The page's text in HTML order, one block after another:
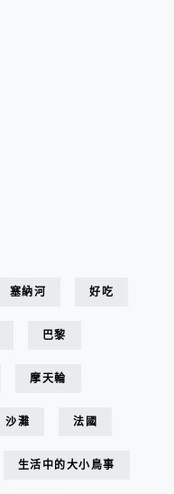
塞納河 好吃
巴黎
摩天輪
沙灘 法國
生活中的大小鳥事